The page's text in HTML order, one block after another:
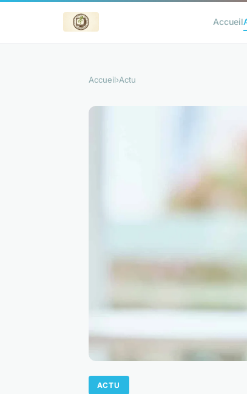
Accueil
Accueil›Actu
ACTU